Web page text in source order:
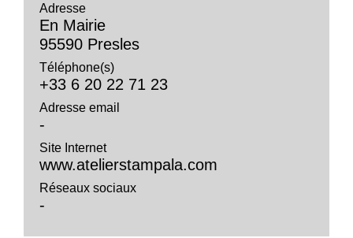
Adresse
En Mairie
95590 Presles
Téléphone(s)
+33 6 20 22 71 23
Adresse email
-
Site Internet
www.atelierstampala.com
Réseaux sociaux
-